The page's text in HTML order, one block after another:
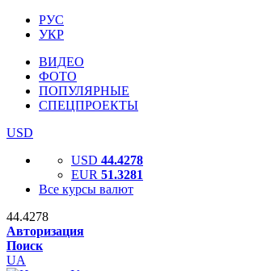
РУС
УКР
ВИДЕО
ФОТО
ПОПУЛЯРНЫЕ
СПЕЦПРОЕКТЫ
USD
USD 44.4278
EUR 51.3281
Все курсы валют
44.4278
Авторизация
Поиск
UA